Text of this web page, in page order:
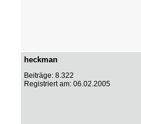
heckman
Beiträge: 8.322
Registriert am: 06.02.2005